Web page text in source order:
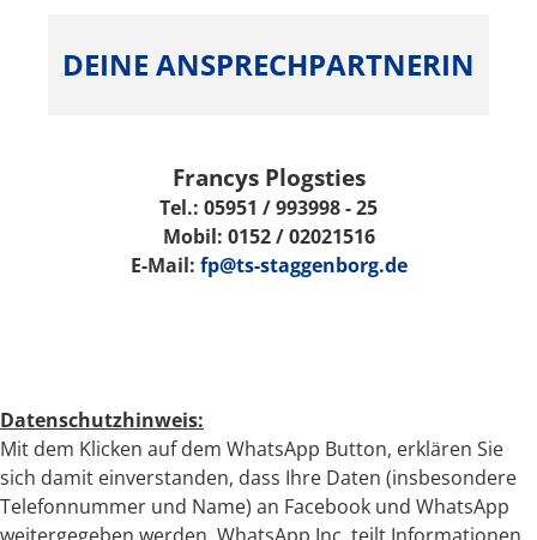
DEINE ANSPRECHPARTNERIN
Francys Plogsties
Tel.: 05951 / 993998 - 25
Mobil: 0152 / 02021516
E-Mail: fp@ts-staggenborg.de
Datenschutzhinweis:
Mit dem Klicken auf dem WhatsApp Button, erklären Sie
sich damit einverstanden, dass Ihre Daten (insbesondere
Telefonnummer und Name) an Facebook und WhatsApp